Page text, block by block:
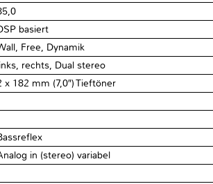
basiert
Free, Dynamik
rechts, Dual stereo
x 182 mm (7,0″) Tieftöner
in (stereo) variabel